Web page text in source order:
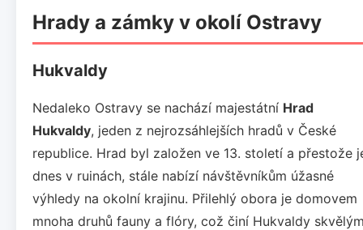
Hrady a zámky v okolí Ostravy
Hukvaldy
Nedaleko Ostravy se nachází majestátní Hrad
Hukvaldy, jeden z nejrozsáhlejších hradů v České
republice. Hrad byl založen ve 13. století a přestože
dnes v ruinách, stále nabízí návštěvníkům úžasné
výhledy na okolní krajinu. Přilehlý obora je domovem
mnoha druhů fauny a flóry, což činí Hukvaldy